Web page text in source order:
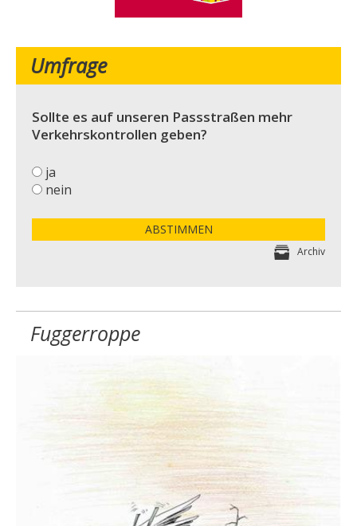
Umfrage
Sollte es auf unseren Passstraßen mehr
Verkehrskontrollen geben?
ja
nein
ABSTIMMEN
Archiv
Fuggerroppe